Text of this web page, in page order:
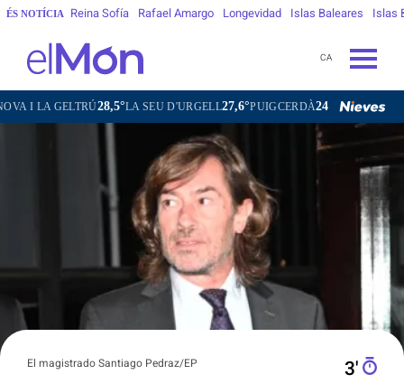
ÉS NOTÍCIA Reina Sofía Rafael Amargo Longevidad Islas Baleares Islas
CA
GELTRÚ28,5°LA SEU D'URGELL27,6°PUIGCERDÀ24,8°FIGUERES27,8°
El magistrado Santiago Pedraz/EP 3′